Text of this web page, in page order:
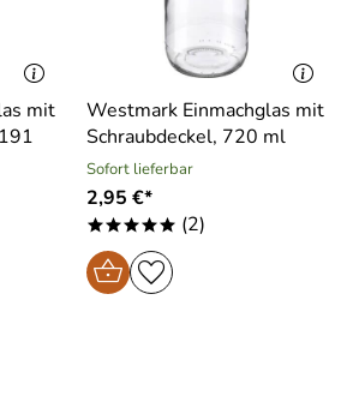
mit
Westmark Einmachglas mit
Schraubdeckel, 720 ml
Sofort lieferbar
2,95 €*
***** (2)